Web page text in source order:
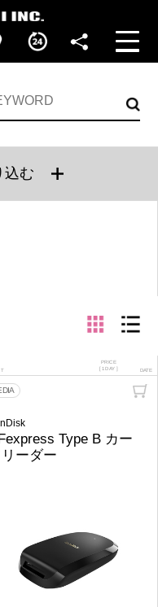
BUSINESS HOURS
FOLLOW US
込む
grid list
PRICE
[ 1DAY ]
DATE
Type B カー
リーダー